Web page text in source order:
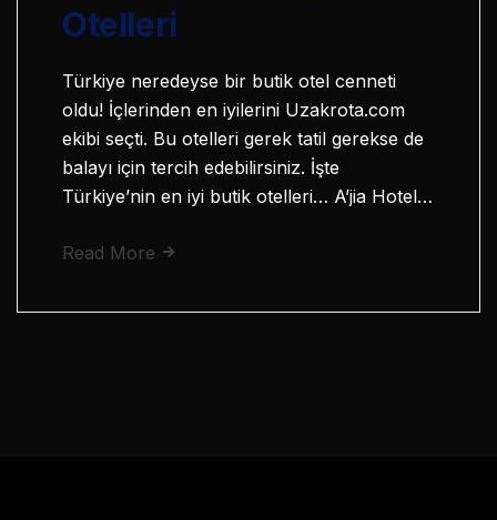
Otelleri
Türkiye neredeyse bir butik otel cenneti
oldu! İçlerinden en iyilerini Uzakrota.com
ekibi seçti. Bu otelleri gerek tatil gerekse de
balayı için tercih edebilirsiniz. İşte
Türkiye’nin en iyi butik otelleri… A’jia Hotel…
Read More